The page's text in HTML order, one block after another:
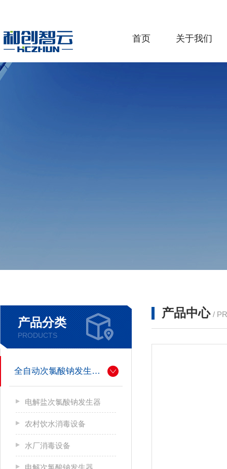
首页 关于我们
产品分类
PRODUCTS
全自动次氯酸钠发生器厂家
电解盐次氯酸钠发生器
农村饮水消毒设备
水厂消毒设备
电解次氯酸钠发生器
产品中心 /